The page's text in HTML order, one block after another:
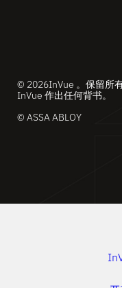
© 2026InVue 。保留所
InVue 作出任何背书。
© ASSA ABLOY